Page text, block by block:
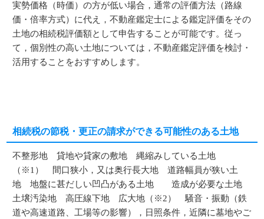
実勢価格（時価）の方が低い場合，通常の評価方法（路線
価・倍率方式）に代え，不動産鑑定士による鑑定評価をその
土地の相続税評価額として申告することが可能です。従っ
て，個別性の高い土地については，不動産鑑定評価を検討・
活用することをおすすめします。
相続税の節税・更正の請求ができる可能性のある土地
不整形地 貸地や貸家の敷地 縄縮みしている土地
（※1） 間口狭小，又は奥行長大地 道路幅員が狭い土
地 地盤に甚だしい凹凸がある土地 造成が必要な土地
土壌汚染地 高圧線下地 広大地（※2） 騒音・振動（鉄
道や高速道路、工場等の影響），日照条件，近隣に墓地やご